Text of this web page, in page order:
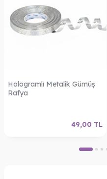
Hologramlı Metalik Gümüş
Rafya
49,00 TL